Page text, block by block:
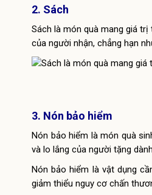
2. Sách
Sách là món quà mang giá
của người nhận, chẳng hạn
3. Nón bảo hiểm
Nón bảo hiểm là món quà
và lo lắng của người tặng
Nón bảo hiểm là vật dụng
giảm thiểu nguy cơ chấn